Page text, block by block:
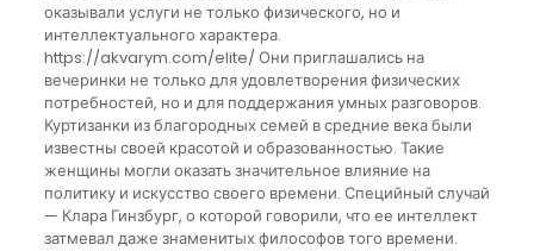
оказывали услуги не только физического, но и
интеллектуального характера.
https://akvarym.com/elite/ Они приглашались на
вечеринки не только для удовлетворения физических
потребностей, но и для поддержания умных разговоров.
Куртизанки из благородных семей в средние века были
известны своей красотой и образованностью. Такие
женщины могли оказать значительное влияние на
политику и искусство своего времени. Специйный случай
— Клара Гинзбург, о которой говорили, что ее интеллект
затмевал даже знаменитых философов того времени.